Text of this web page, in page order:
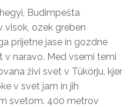
Budimpešta
visok, ozek greben
prijetne jase in gozdne
naravo. Med vsemi temi
živi svet v Tükörju, kjer
v svet jam in jih
svetom. 400 metrov